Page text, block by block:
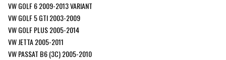
VW GOLF 6 2009-2013 VARIANT
VW GOLF 5 GTI 2003-2009
VW GOLF PLUS 2005-2014
VW JETTA 2005-2011
VW PASSAT B6 (3C) 2005-2010